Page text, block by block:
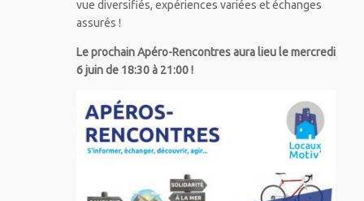
vue diversifiés, expériences variées et échanges
assurés !
Le prochain Apéro-Rencontres aura lieu le mercredi
6 juin de 18:30 à 21:00 !